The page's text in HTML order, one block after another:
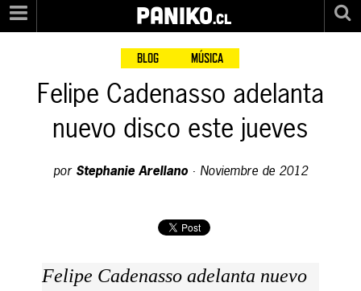
PANIKO.cl
BLOG MÚSICA
Felipe Cadenasso adelanta
nuevo disco este jueves
por Stephanie Arellano· Noviembre de 2012
Felipe Cadenasso adelanta nuevo